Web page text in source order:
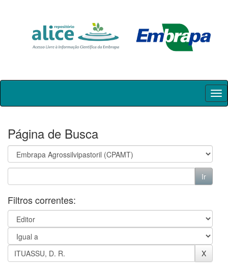
Skip
Página de Busca
Filtros correntes: